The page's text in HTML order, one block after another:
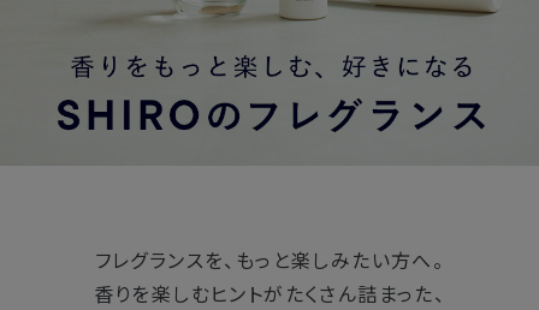
フレグランスを、もっと楽しみたい方へ。
香りを楽しむヒントがたくさん詰まった、